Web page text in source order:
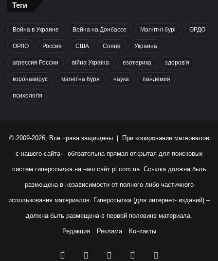
Теги
Война в Украине Война на Донбассе Магнітні бурі ОРДО
ОРЛО Россия США Сонце Украина
агрессия России війна Україна езотерика здоров’я
коронавирус магнітна буря наука пандемия
психологія
© 2009-2026, Все права защищены | При копировании материалов
с нашего сайта – обязательна прямая открытая для поисковых
систем гиперссылка на наш сайт pl.com.ua. Ссылка должна быть
размещена в независимости от полного либо частичного
использования материалов. Гиперссылка (для интернет- изданий) –
должна быть размещена в первой половине материала.
Редакция Реклама Контакты
Facebook YouTubeInstagram